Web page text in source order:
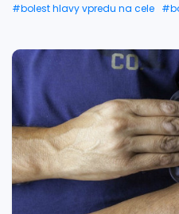
#bolest hlavy vpredu na cele